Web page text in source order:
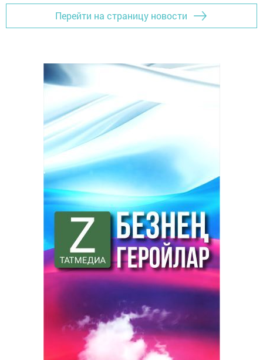
Перейти на страницу новости